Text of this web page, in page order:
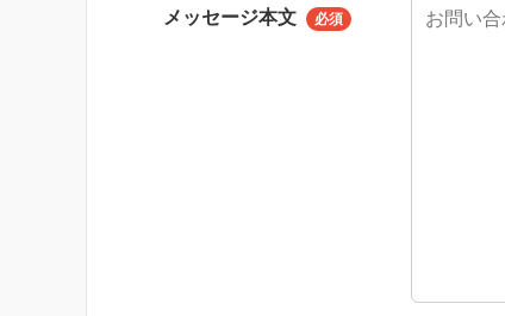
メッセージ本文 必須